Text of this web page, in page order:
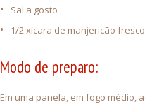
• Sal a gosto
• 1/2 xícara de manjericão fresco
Modo de preparo:
Em uma panela, em fogo médio,